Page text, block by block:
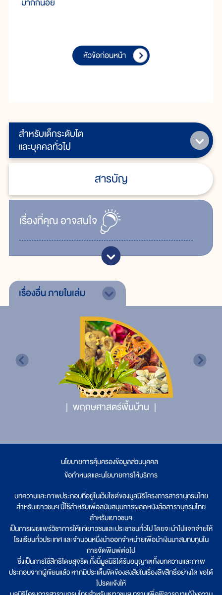
สำหรับเด็กระดับโต
และบุคคลทั่วไป
สารบัญ
เรื่ิองที่คุณอาจสนใจ
หัวข้อก่อนหน้า
เรื่องอื่นภายในเล่ม
พฤกษศาสตร์พื้นบ้าน
นโยบายการคุ้มครองข้อมูลส่วนบุคคล
ข้อกำหนดและนโยบายการให้บริการ
บทความและภาพประกอบที่อยู่ในเว็บไซต์ของมูลนิธิโครงการสารานุกรมไทย
สำหรับเยาวชนฯ นี้ใช้สำหรับเพื่อสนับสนุนการผลิตหนังสือสารานุกรมไทย
สำหรับเยาวชนฯ
เป็นการเผยแพร่วิชาการให้แก่เยาวชนและประชาชนทั่วไป โดยจะนำไปแจกจ่ายให้
โรงเรียนทั่วประเทศ และจำนวนหนึ่งนำออกจำหน่ายเพื่อนำเงินมาสมทบทุนใน
การจัดพิมพ์ต่อไป
ซึ่งเป็นการใช้สิทธิโดยสุจริต ทั้งนี้มูลนิธิได้รับอนุญาตทั้งบทความและภาพ
ประกอบจากผู้เขียนแล้ว หากมีประเด็นขัดข้องสงสัยในเรื่องลิขสิทธิ์อย่างใด ขอได้
โปรดแจ้งให้